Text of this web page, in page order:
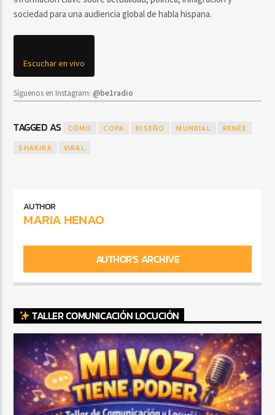
sociedad para una audiencia global de habla hispana.
Escuchar en vivo
Síguenos en Instagram: @be1radio
TAGGED AS CÓMO COPA DISEÑO MUNDIAL RENÉE
SHAKIRA VIRAL
AUTHOR
MARIA HENAO
AUTHOR'S ARCHIVE
TALLER COMUNICACIÓN LOCUCIÓN